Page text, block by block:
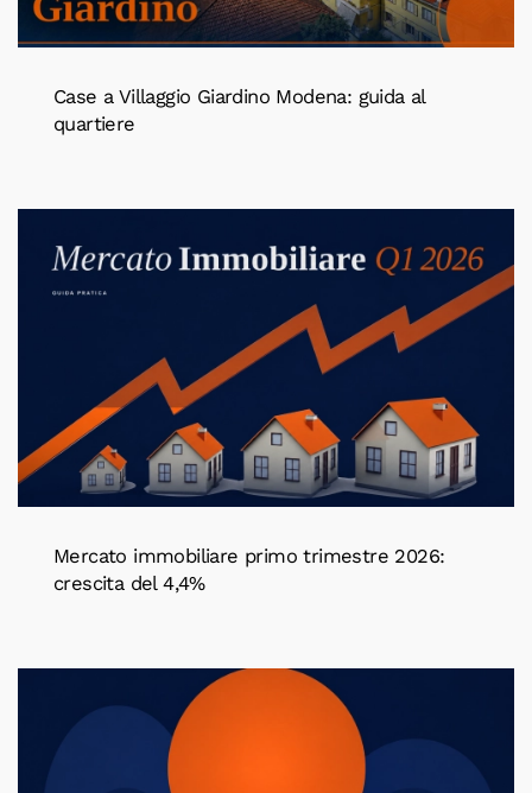
Case a Villaggio Giardino Modena: guida al
quartiere
Mercato immobiliare primo trimestre 2026:
crescita del 4,4%